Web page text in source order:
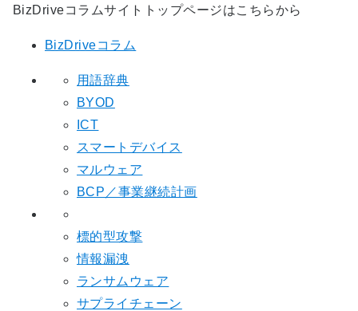
BizDriveコラムサイトトップページはこちらから
BizDriveコラム
用語辞典
BYOD
ICT
スマートデバイス
マルウェア
BCP／事業継続計画
標的型攻撃
情報漏洩
ランサムウェア
サプライチェーン